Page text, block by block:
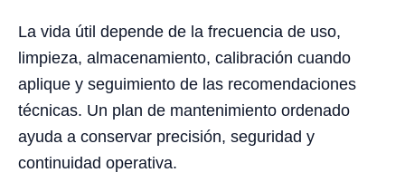
La vida útil depende de la frecuencia de uso,
limpieza, almacenamiento, calibración cuando
aplique y seguimiento de las recomendaciones
técnicas. Un plan de mantenimiento ordenado
ayuda a conservar precisión, seguridad y
continuidad operativa.